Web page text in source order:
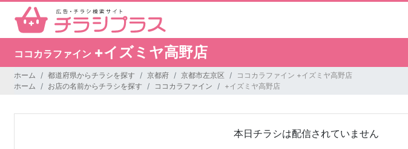
ココカラファイン +イズミヤ高野店
ホーム 都道府県からチラシを探す 京都府 京都市左京区
ココカラファイン +イズミヤ高野店
ホーム
お店の名前からチラシを探す ココカラファイン +イズミヤ高野店
本日チラシは配信されていません